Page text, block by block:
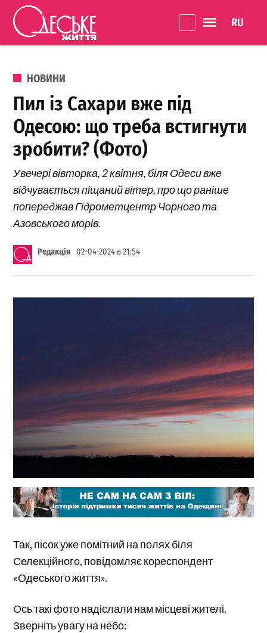
Перейти до вмісту
Життя
ОПУБЛІКОВАНО В
НОВИНИ
Пил із Сахари вже під
Одесою: що треба встигнути
зробити? (Фото)
Увечері вівторка, 2 квітня, біля Одеси вже
відчувається піщаний вітер, про що раніше
попереджав Гідрометцентр Чорного та
Азовського морів.
Редакція 02-04-2024 в 21:54
Так, пісок уже помітний на полях біля
Селекційного, повідомляє кореспондент
«Одеського життя».
Ось такі фото надіслали нам місцеві жителі.
Зверніть увагу на небо: